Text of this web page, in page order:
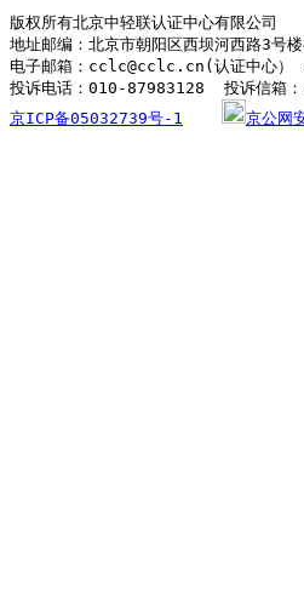
版权所有北京中轻联认证中心有限公司
地址邮编：北京市朝阳区西坝河西路3号
电子邮箱：cclc@cclc.cn(认证中心
京ICP备05032739号-1
京公网